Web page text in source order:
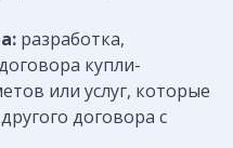
разработка,
купли-
или услуг, которые
договора с